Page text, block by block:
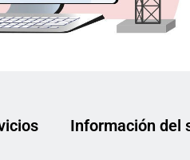
Información del